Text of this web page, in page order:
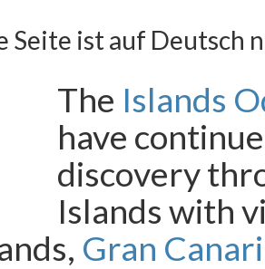
Seite ist auf Deutsch
The Islands
have
discovery
Islands with
Gran